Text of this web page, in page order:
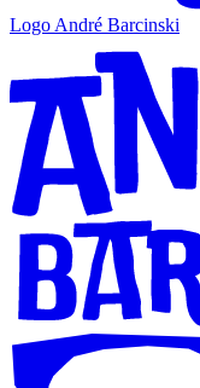
Logo André Barcinski